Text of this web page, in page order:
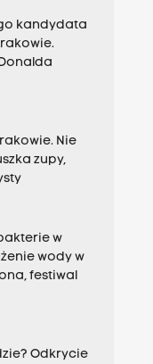
kandydata
Nie
zupy,
w
wody w
festiwal
Odkrycie